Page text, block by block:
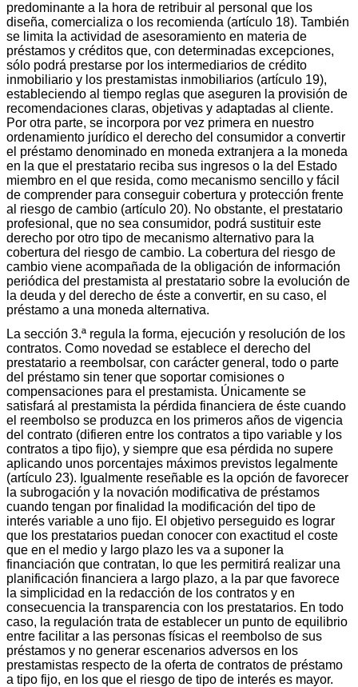
predominante a la hora de retribuir al personal que los
diseña, comercializa o los recomienda (artículo 18). También
se limita la actividad de asesoramiento en materia de
préstamos y créditos que, con determinadas excepciones,
sólo podrá prestarse por los intermediarios de crédito
inmobiliario y los prestamistas inmobiliarios (artículo 19),
estableciendo al tiempo reglas que aseguren la provisión de
recomendaciones claras, objetivas y adaptadas al cliente.
Por otra parte, se incorpora por vez primera en nuestro
ordenamiento jurídico el derecho del consumidor a convertir
el préstamo denominado en moneda extranjera a la moneda
en la que el prestatario reciba sus ingresos o la del Estado
miembro en el que resida, como mecanismo sencillo y fácil
de comprender para conseguir cobertura y protección frente
al riesgo de cambio (artículo 20). No obstante, el prestatario
profesional, que no sea consumidor, podrá sustituir este
derecho por otro tipo de mecanismo alternativo para la
cobertura del riesgo de cambio. La cobertura del riesgo de
cambio viene acompañada de la obligación de información
periódica del prestamista al prestatario sobre la evolución de
la deuda y del derecho de éste a convertir, en su caso, el
préstamo a una moneda alternativa.
La sección 3.ª regula la forma, ejecución y resolución de los
contratos. Como novedad se establece el derecho del
prestatario a reembolsar, con carácter general, todo o parte
del préstamo sin tener que soportar comisiones o
compensaciones para el prestamista. Únicamente se
satisfará al prestamista la pérdida financiera de éste cuando
el reembolso se produzca en los primeros años de vigencia
del contrato (difieren entre los contratos a tipo variable y los
contratos a tipo fijo), y siempre que esa pérdida no supere
aplicando unos porcentajes máximos previstos legalmente
(artículo 23). Igualmente reseñable es la opción de favorecer
la subrogación y la novación modificativa de préstamos
cuando tengan por finalidad la modificación del tipo de
interés variable a uno fijo. El objetivo perseguido es lograr
que los prestatarios puedan conocer con exactitud el coste
que en el medio y largo plazo les va a suponer la
financiación que contratan, lo que les permitirá realizar una
planificación financiera a largo plazo, a la par que favorece
la simplicidad en la redacción de los contratos y en
consecuencia la transparencia con los prestatarios. En todo
caso, la regulación trata de establecer un punto de equilibrio
entre facilitar a las personas físicas el reembolso de sus
préstamos y no generar escenarios adversos en los
prestamistas respecto de la oferta de contratos de préstamo
a tipo fijo, en los que el riesgo de tipo de interés es mayor.